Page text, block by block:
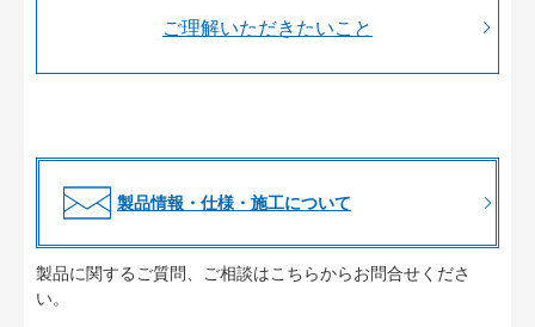
ご理解いただきたいこと
製品情報・仕様・施工について
製品に関するご質問、ご相談はこちらからお問合せくださ
い。